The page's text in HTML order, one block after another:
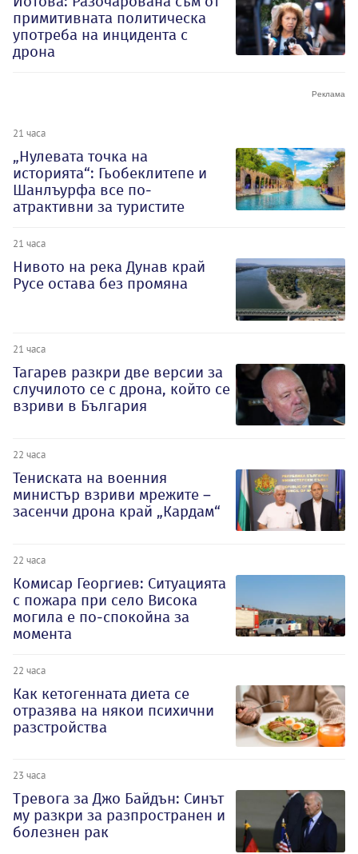
примитивната политическа
употреба на инцидента с
дрона
21 часа
„Нулевата точка на
историята“: Гьобеклитепе и
Шанлъурфа все по-
атрактивни за туристите
21 часа
Нивото на река Дунав край
Русе остава без промяна
21 часа
Тагарев разкри две версии за
случилото се с дрона, който се
взриви в България
22 часа
Тениската на военния
министър взриви мрежите –
засенчи дрона край „Кардам“
22 часа
Комисар Георгиев: Ситуацията
с пожара при село Висока
могила е по-спокойна за
момента
22 часа
Как кетогенната диета се
отразява на някои психични
разстройства
23 часа
Тревога за Джо Байдън: Синът
му разкри за разпространен и
болезнен рак